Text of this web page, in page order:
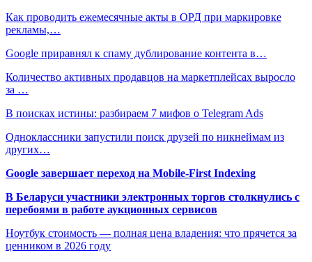
Как проводить ежемесячные акты в ОРД при маркировке
рекламы,…
Google приравнял к спаму дублирование контента в…
Количество активных продавцов на маркетплейсах выросло
за …
В поисках истины: разбираем 7 мифов о Telegram Ads
Одноклассники запустили поиск друзей по никнеймам из
других…
Google завершает переход на Mobile-First Indexing
В Беларуси участники электронных торгов столкнулись с
перебоями в работе аукционных сервисов
Ноутбук стоимость — полная цена владения: что прячется за
ценником в 2026 году